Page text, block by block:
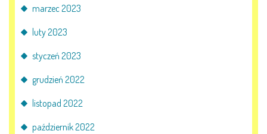
marzec 2023
luty 2023
styczeń 2023
grudzień 2022
listopad 2022
październik 2022